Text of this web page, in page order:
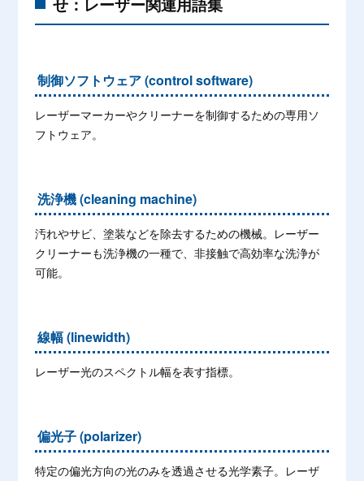
せ：レーザー関連用語集
制御ソフトウェア (control software)
レーザーマーカーやクリーナーを制御するための専用ソ
フトウェア。
洗浄機 (cleaning machine)
汚れやサビ、塗装などを除去するための機械。レーザー
クリーナーも洗浄機の一種で、非接触で高効率な洗浄が
可能。
線幅 (linewidth)
レーザー光のスペクトル幅を表す指標。
偏光子 (polarizer)
特定の偏光方向の光のみを透過させる光学素子。レーザ